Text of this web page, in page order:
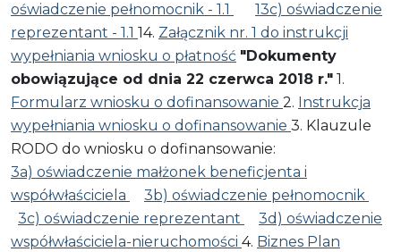
oświadczenie pełnomocnik - 1.1
13c) oświadczenie
reprezentant - 1.1 14. Załącznik nr. 1 do instrukcji
wypełniania wniosku o płatność "Dokumenty
obowiązujące od dnia 22 czerwca 2018 r." 1.
Formularz wniosku o dofinansowanie 2. Instrukcja
wypełniania wniosku o dofinansowanie 3. Klauzule
RODO do wniosku o dofinansowanie:
3a) oświadczenie małżonek beneficjenta i
współwłaściciela
3b) oświadczenie pełnomocnik
3c) oświadczenie reprezentant
3d) oświadczenie
współwłaściciela-nieruchomości 4. Biznes Plan